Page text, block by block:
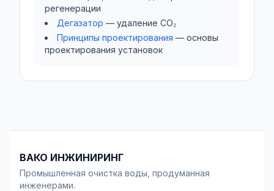
регенерации
Дегазатор — удаление CO₂
Принципы проектирования — основы
проектирования установок
ВАКО ИНЖИНИРИНГ
Промышленная очистка воды, продуманная
инженерами.